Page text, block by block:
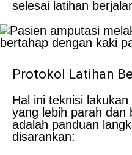
selesai latihan
Protokol Latihan
Hal ini teknisi
yang lebih parah dan
adalah panduan
disarankan: